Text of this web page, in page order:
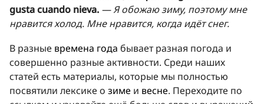
gusta cuando nieva. — Я обожаю зиму, поэтому мне
нравится холод. Мне нравится, когда идёт снег.
В разные времена года бывает разная погода и
совершенно разные активности. Среди наших
статей есть материалы, которые мы полностью
посвятили лексике о зиме и весне. Переходите по